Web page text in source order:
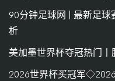
90分钟足球网 | 最新足
析
美加墨世界杯夺冠热门丨
2026世界杯买冠军